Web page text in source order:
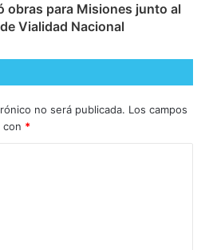
obras para Misiones junto al
Vialidad Nacional
no será publicada. Los campos
con *